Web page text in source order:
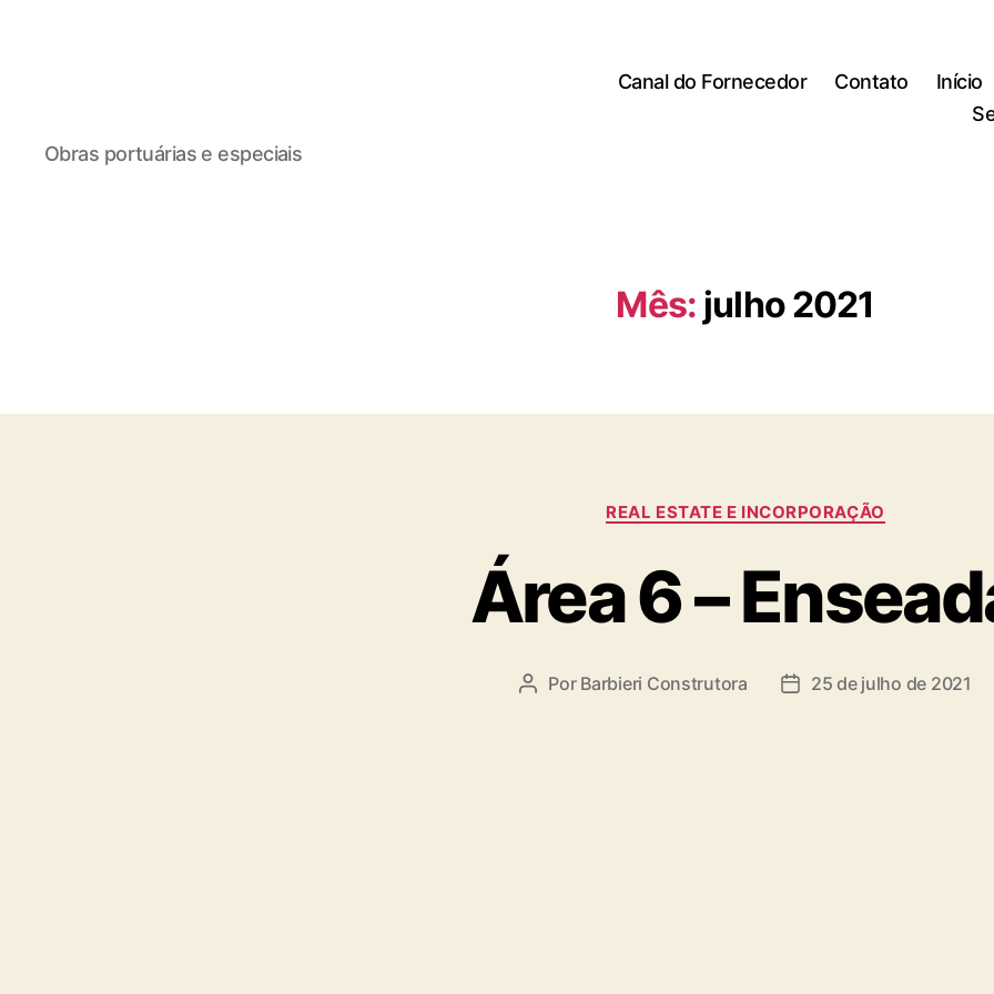
Obras portuárias e especiais
Canal do Fornecedor Contato
Início
Mês: julho 2021
REAL ESTATE E INCORPORAÇÃO
Área 6 –
Por Barbieri Construtora 25 de julho de 2021